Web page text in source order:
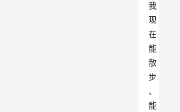
我
现
在
能
散
步
、
能